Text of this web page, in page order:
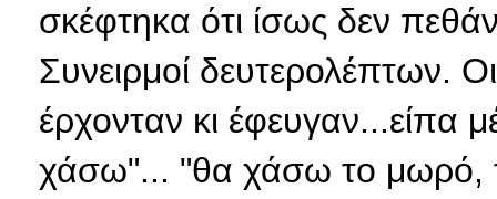
σκέφτηκα ότι ίσως δεν
Συνειρμοί δευτερολέπτων.
έρχονταν κι
χάσω"... "θα χάσω το